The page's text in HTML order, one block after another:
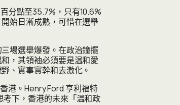
分點至35.7%，只有10.6%
始日漸成熟，可惜在選舉
場選舉爆發。在政治鐘擺
，其領袖必須要是温和愛
、實事實幹和去激化。
港。Henry Ford 亨利福特
考下，香港的未來「温和政